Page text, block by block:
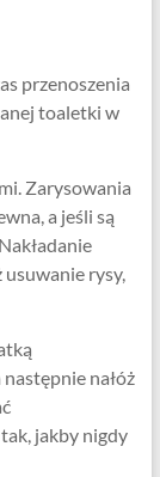
przenoszenia
toaletki w
Zarysowania
a jeśli są
usuwanie rysy,
nałóż
jakby nigdy